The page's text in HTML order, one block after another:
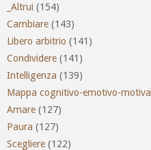
_Altrui (154)
Cambiare (143)
Libero arbitrio (141)
Condividere (141)
Intelligenza (139)
Mappa cognitivo-emotivo-motiva
Amare (127)
Paura (127)
Scegliere (122)